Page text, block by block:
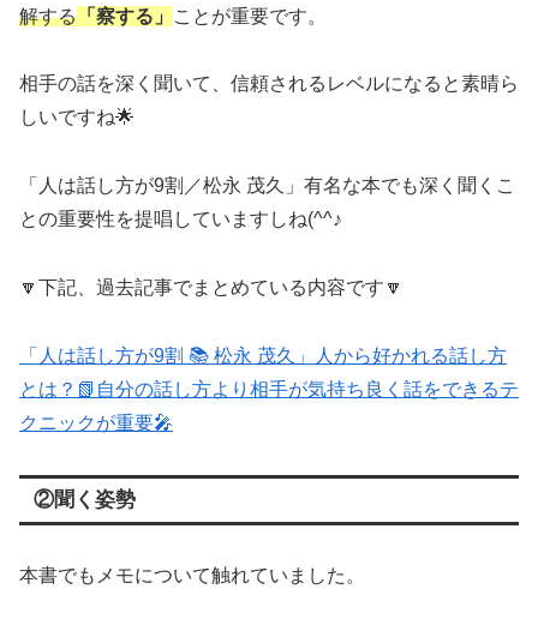
解する 「察する」 ことが重要です。
相手の話を深く聞いて、信頼されるレベルになると素晴ら
しいですね🌟
「人は話し方が9割／松永 茂久」有名な本でも深く聞くこ
との重要性を提唱していますしね(^^♪
🔽下記、過去記事でまとめている内容です🔽
「人は話し方が9割 📚 松永 茂久」人から好かれる話し方
とは？📗自分の話し方より相手が気持ち良く話をできるテ
クニックが重要🎤
②聞く姿勢
本書でもメモについて触れていました。